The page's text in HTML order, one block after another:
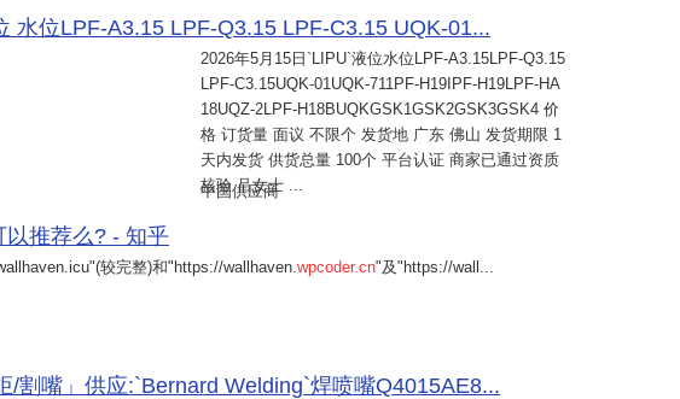
水位LPF-A3.15 LPF-Q3.15 LPF-C3.15 UQK-01...
2026年5月15日 `LIPU`液位水位LPF-A3.15LPF-Q3.15
LPF-C3.15UQK-01UQK-711PF-H19IPF-H19LPF-HA
18UQZ-2LPF-H18BUQKGSK1GSK2GSK3GSK4 价
格 订货量 面议 不限个 发货地 广东 佛山 发货期限 1
天内发货 供货总量 100个 平台认证 商家已通过资质
核验 吕女士 ...
中国供应商
推荐么? - 知乎
较完整)和"https://wallhaven.wpcoder.cn"及"https://wall...
/割嘴」供应:`Bernard Welding`焊喷嘴Q4015AE8...